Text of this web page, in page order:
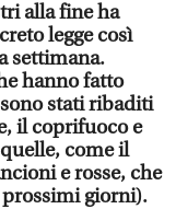
alla fine ha
legge così
settimana.
hanno fatto
stati ribaditi
il coprifuoco e
come il
e rosse, che
giorni).